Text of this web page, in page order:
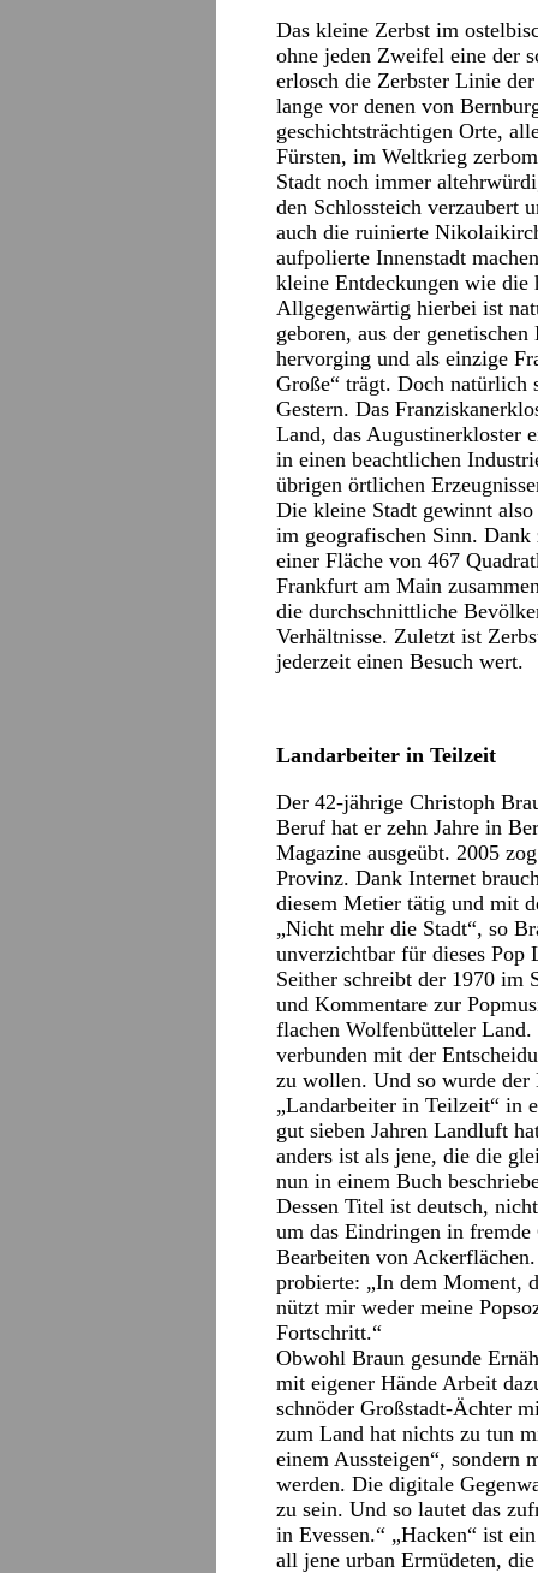
Das kleine Zerbst im
ohne jeden Zweifel eine der
erlosch die Zerbster Linie
lange vor denen von
geschichtsträchtigen Orte,
Fürsten, im Weltkrieg
Stadt noch immer
den Schlossteich verzaubert
auch die ruinierte
aufpolierte Innenstadt
kleine Entdeckungen wie
Allgegenwärtig hierbei ist
geboren, aus der
hervorging und als einzige
Große“ trägt. Doch natürlich
Gestern. Das
Land, das Augustinerkloster
in einen beachtlichen
übrigen örtlichen
Die kleine Stadt gewinnt
im geografischen Sinn.
einer Fläche von 467
Frankfurt am Main
die durchschnittliche
Verhältnisse. Zuletzt ist
jederzeit einen Besuch wert.
Landarbeiter in Teilzeit
Der 42-jährige Christoph
Beruf hat er zehn Jahre in
Magazine ausgeübt. 2005
Provinz. Dank Internet
diesem Metier tätig und mit
„Nicht mehr die Stadt“, so
unverzichtbar für dieses Pop
Seither schreibt der 1970 im
und Kommentare zur
flachen Wolfenbütteler
verbunden mit der
zu wollen. Und so wurde
„Landarbeiter in Teilzeit“ in
gut sieben Jahren Landluft
anders ist als jene, die die
nun in einem Buch
Dessen Titel ist deutsch,
um das Eindringen in fremde
Bearbeiten von
probierte: „In dem Moment,
nützt mir weder meine
Fortschritt.“
Obwohl Braun gesunde
mit eigener Hände Arbeit
schnöder Großstadt-Ächter
zum Land hat nichts zu tun
einem Aussteigen“, sondern
werden. Die digitale
zu sein. Und so lautet das
in Evessen.“ „Hacken“ ist
all jene urban Ermüdeten,